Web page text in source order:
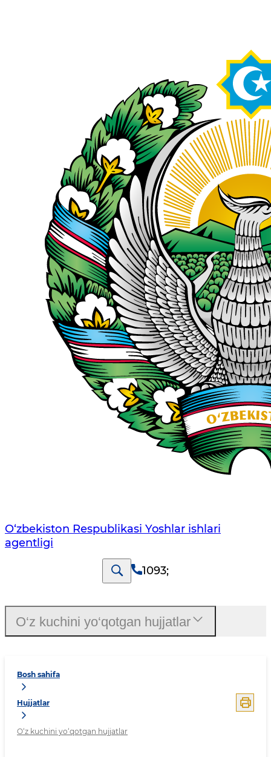
O‘zbеkistоn Rеspublikаsi Yoshlar ishlari
agentligi
1093;
Bosh sahifa
Hujjatlar
O‘z kuchini yo‘qotgan hujjatlar
O‘z kuchini yo‘qotgan hujjatlar